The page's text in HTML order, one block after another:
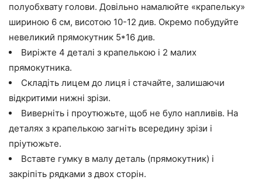
полуобхвату голови. Довільно намалюйте «крапельку»
шириною 6 см, висотою 10-12 див. Окремо побудуйте
невеликий прямокутник 5*16 див.
Виріжте 4 деталі з крапелькою і 2 малих
прямокутника.
Складіть лицем до лиця і стачайте, залишаючи
відкритими нижні зрізи.
Виверніть і проутюжьте, щоб не було напливів. На
деталях з крапелькою загніть всередину зрізи і
пріутюжьте.
Вставте гумку в малу деталь (прямокутник) і
закріпіть рядками з двох сторін.